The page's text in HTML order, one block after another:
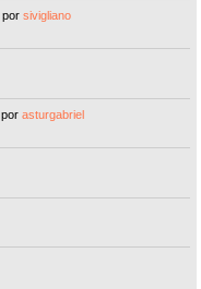
porsivigliano
porasturgabriel